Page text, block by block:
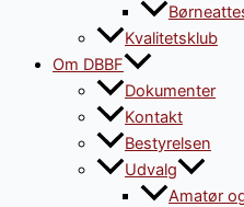
Kvalitetsklub
Om DBBF
Dokumenter
Kontakt
Bestyrelsen
Udvalg
Amatør